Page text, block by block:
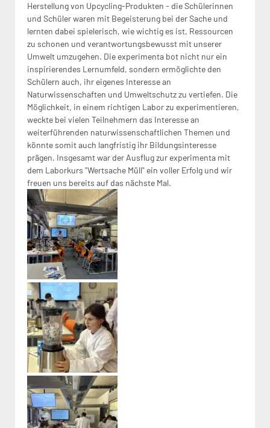
Herstellung von Upcycling-Produkten - die Schülerinnen
und Schüler waren mit Begeisterung bei der Sache und
lernten dabei spielerisch, wie wichtig es ist, Ressourcen
zu schonen und verantwortungsbewusst mit unserer
Umwelt umzugehen. Die experimenta bot nicht nur ein
inspirierendes Lernumfeld, sondern ermöglichte den
Schülern auch, ihr eigenes Interesse an
Naturwissenschaften und Umweltschutz zu vertiefen. Die
Möglichkeit, in einem richtigen Labor zu experimentieren,
weckte bei vielen Teilnehmern das Interesse an
weiterführenden naturwissenschaftlichen Themen und
könnte somit auch langfristig ihr Bildungsinteresse
prägen. Insgesamt war der Ausflug zur experimenta mit
dem Laborkurs "Wertsache Müll" ein voller Erfolg und wir
freuen uns bereits auf das nächste Mal.